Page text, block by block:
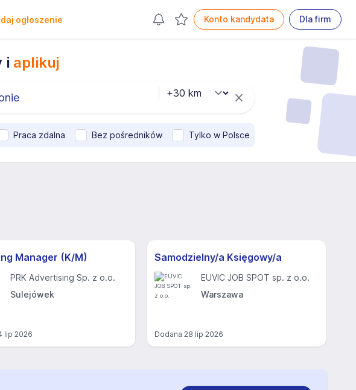
ogłoszenie Konto kandydata Dla firm
i aplikuj
Praca zdalna Bez pośredników Tylko w Polsce
Manager (K/M)
PRK Advertising Sp. z o.o.
Sulejówek
lip 2026
Samodzielny/a Księgowy/a
EUVIC JOB SPOT sp. z o.o.
Warszawa
Dodana 28 lip 2026